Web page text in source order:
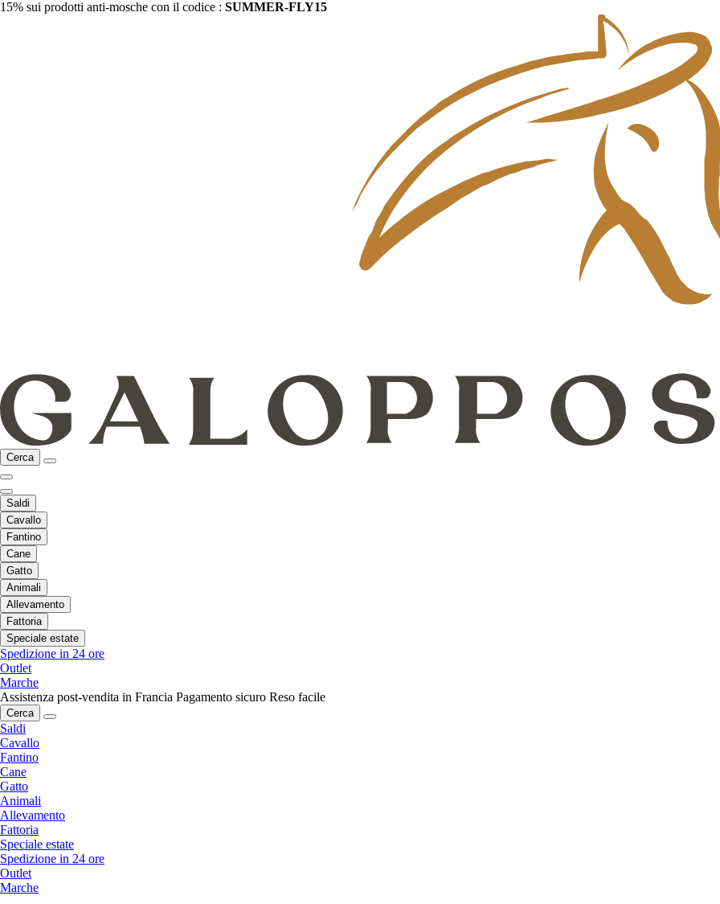
15% sui prodotti anti-mosche con il codice : SUMMER-FLY15
Cerca
Saldi
Cavallo
Fantino
Cane
Gatto
Animali
Allevamento
Fattoria
Speciale estate
Spedizione in 24 ore
Outlet
Marche
Assistenza post-vendita in Francia Pagamento sicuro Reso facile
Cerca
Saldi
Cavallo
Fantino
Cane
Gatto
Animali
Allevamento
Fattoria
Speciale estate
Spedizione in 24 ore
Outlet
Marche